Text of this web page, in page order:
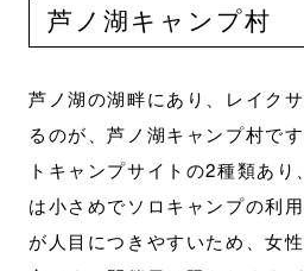
芦ノ湖キャンプ村
芦ノ湖の湖畔にあり、レイク
るのが、芦ノ湖キャンプ村で
トキャンプサイトの2種類あ
は小さめでソロキャンプの利
が人目につきやすいため、女